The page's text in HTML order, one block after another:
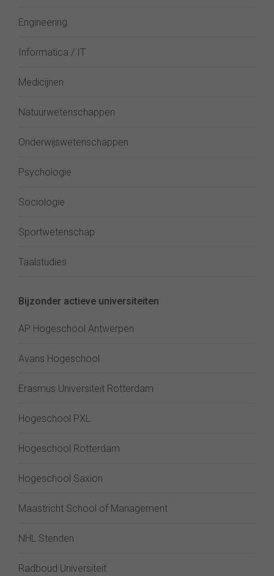
Engineering
Informatica / IT
Medicijnen
Natuurwetenschappen
Onderwijswetenschappen
Psychologie
Sociologie
Sportwetenschap
Taalstudies
Bijzonder actieve universiteiten
AP Hogeschool Antwerpen
Avans Hogeschool
Erasmus Universiteit Rotterdam
Hogeschool PXL
Hogeschool Rotterdam
Hogeschool Saxion
Maastricht School of Management
NHL Stenden
Radboud Universiteit